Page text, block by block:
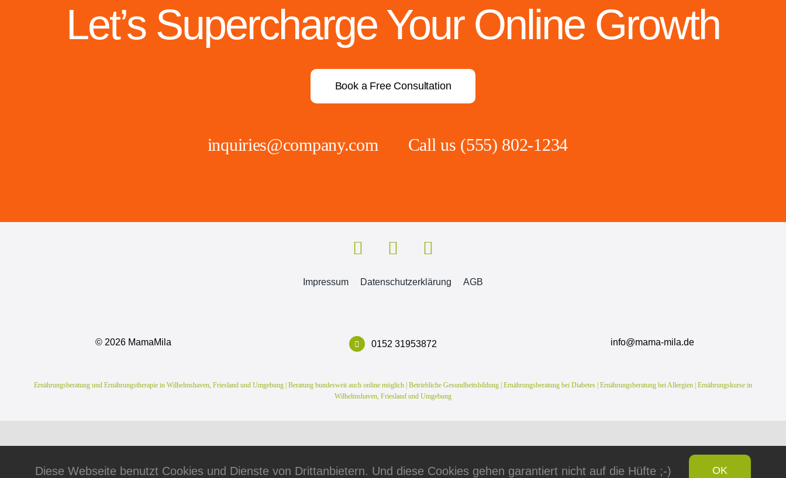
Let’s Supercharge Your Online Growth
Book a Free Consultation
inquiries@company.com Call us (555) 802-1234
Impressum Datenschutzerklärung AGB
© 2026 MamaMila 0152 31953872 info@mama-mila.de
Ernährungsberatung und Ernährungstherapie in Wilhelmshaven, Friesland und Umgebung | Beratung bundesweit auch online möglich | Betriebliche Gesundheitsbildung | Ernährungsberatung bei Diabetes | Ernährungsberatung bei Allergien | Ernährungskurse in
Wilhelmshaven, Friesland und Umgebung
Diese Webseite benutzt Cookies und Dienste von Drittanbietern. Und diese Cookies gehen garantiert nicht auf die Hüfte ;-) OK